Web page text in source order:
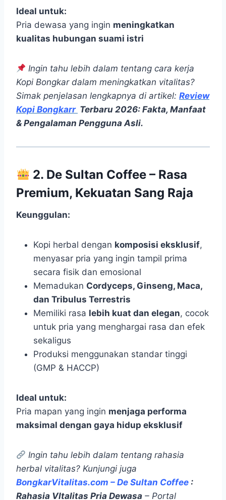
Ideal untuk:
Pria dewasa yang ingin meningkatkan
kualitas hubungan suami istri
Ingin tahu lebih dalam tentang cara kerja
Kopi Bongkar dalam meningkatkan vitalitas?
Simak penjelasan lengkapnya di artikel: Review
Kopi Bongkarr Terbaru 2026: Fakta, Manfaat
& Pengalaman Pengguna Asli.
2. De Sultan Coffee – Rasa
Premium, Kekuatan Sang Raja
Keunggulan:
Kopi herbal dengan komposisi eksklusif,
menyasar pria yang ingin tampil prima
secara fisik dan emosional
Memadukan Cordyceps, Ginseng, Maca,
dan Tribulus Terrestris
Memiliki rasa lebih kuat dan elegan, cocok
untuk pria yang menghargai rasa dan efek
sekaligus
Produksi menggunakan standar tinggi
(GMP & HACCP)
Ideal untuk:
Pria mapan yang ingin menjaga performa
maksimal dengan gaya hidup eksklusif
Ingin tahu lebih dalam tentang rahasia
herbal vitalitas? Kunjungi juga
BongkarVitalitas.com – De Sultan Coffee :
Rahasia VItalitas Pria Dewasa – Portal